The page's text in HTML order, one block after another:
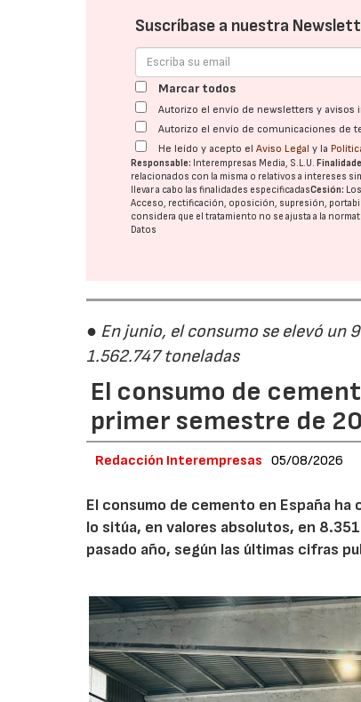
Suscríbase a nuestra
Marcar todos
Autorizo el envío de newsletters y
Autorizo el envío de comunicaciones de
He leído y acepto elAviso Legal y la
Responsable: Interempresas Media, S.L.U.
relacionados con la misma o relativos a intereses
llevar a cabo las finalidades especificadasCesión:
Acceso, rectificación, oposición, supresión,
considera que el tratamiento no se ajusta a la
Datos
● En junio, el consumo se elevó un
1.562.747 toneladas
El consumo de
primer semestre de
Redacción Interempresas 05/08/2026
El consumo de cemento en España
lo sitúa, en valores absolutos, en
pasado año, según las últimas cifras